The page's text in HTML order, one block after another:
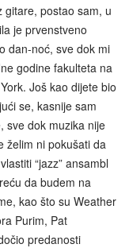
gitare, postao sam, u
je prvenstveno
dan-noć, sve dok mi
godine fakulteta na
Još kao dijete bio
se, kasnije sam
sve dok muzika nije
želim ni pokušati da
“jazz” ansambl
da budem na
kao što su Weather
Purim, Pat
predanosti